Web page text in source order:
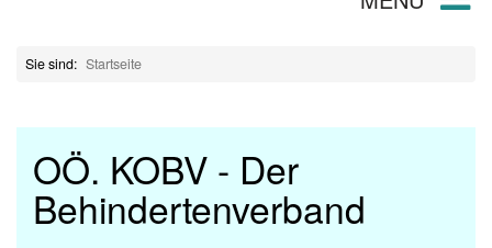
Sie sind: Startseite
OÖ. KOBV - Der
Behindertenverband